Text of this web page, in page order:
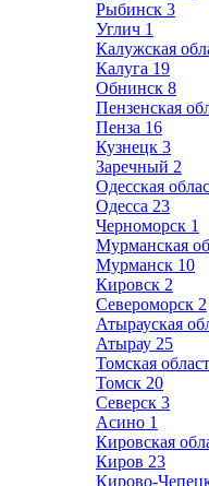
Рыбинск 3
Углич 1
Калужская
Калуга 19
Обнинск 8
Пензенская
Пенза 16
Кузнецк 3
Заречный 2
Одесская
Одесса 23
Черноморск 1
Мурманская
Мурманск 10
Кировск 2
Североморск 2
Атырауская
Атырау 25
Томская
Томск 20
Северск 3
Асино 1
Кировская
Киров 23
Кирово-